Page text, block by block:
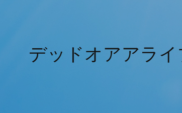
デッドオアアラ